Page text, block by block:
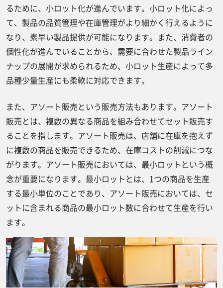
るために、小ロット化が進んでいます。小ロット化によっ
て、製品の品質管理や在庫管理がより細かく行えるように
なり、素早い製品提供が可能になります。また、消費者の
個性化が進んでいることから、需要に合わせた製品ライン
ナップの展開が求められるため、小ロット生産によって多
品種少量生産にも柔軟に対応できます。
また、アソート販売という販売方法もあります。アソート
販売とは、複数の異なる商品を組み合わせてセット販売す
ることを指します。アソート販売は、店舗に在庫を抱えず
に複数の商品を販売できるため、在庫コストの削減につな
がります。アソート販売においては、最小ロットという概
念が重要になります。最小ロットとは、1つの商品を生産
する最小単位のことであり、アソート販売においては、セ
ットに含まれる商品の最小ロット数に合わせて生産を行い
ます。